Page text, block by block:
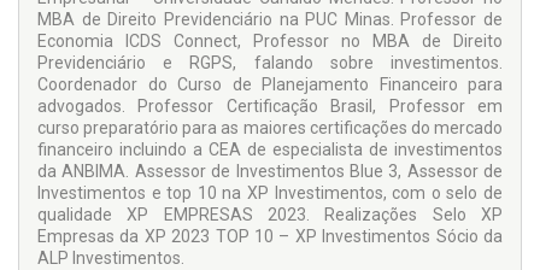
MBA de Direito Previdenciário na PUC Minas. Professor de
Economia ICDS Connect, Professor no MBA de Direito
Previdenciário e RGPS, falando sobre investimentos.
Coordenador do Curso de Planejamento Financeiro para
advogados. Professor Certificação Brasil, Professor em
curso preparatório para as maiores certificações do mercado
financeiro incluindo a CEA de especialista de investimentos
da ANBIMA. Assessor de Investimentos Blue 3, Assessor de
Investimentos e top 10 na XP Investimentos, com o selo de
qualidade XP EMPRESAS 2023. Realizações Selo XP
Empresas da XP 2023 TOP 10 – XP Investimentos Sócio da
ALP Investimentos.